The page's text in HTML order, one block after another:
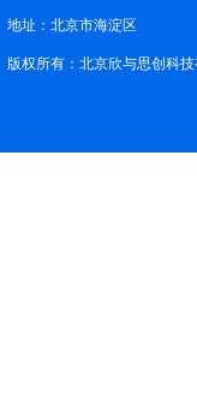
地址：北京市海淀区
版权所有：北京欣与思创科